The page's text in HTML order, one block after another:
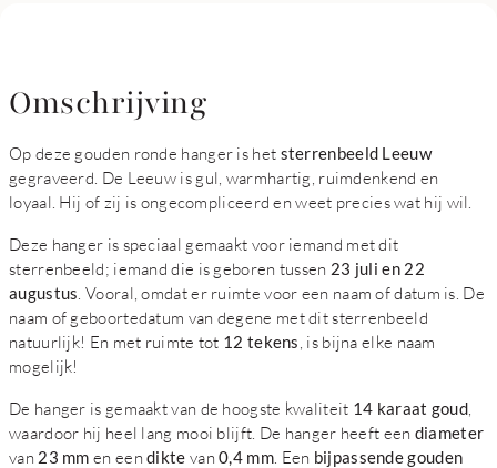
Omschrijving
Op deze gouden ronde hanger is het sterrenbeeld Leeuw
gegraveerd. De Leeuw is gul, warmhartig, ruimdenkend en
loyaal. Hij of zij is ongecompliceerd en weet precies wat hij wil.
Deze hanger is speciaal gemaakt voor iemand met dit
sterrenbeeld; iemand die is geboren tussen 23 juli en 22
augustus . Vooral, omdat er ruimte voor een naam of datum is. De
naam of geboortedatum van degene met dit sterrenbeeld
natuurlijk! En met ruimte tot 12 tekens , is bijna elke naam
mogelijk!
De hanger is gemaakt van de hoogste kwaliteit 14 karaat goud
waardoor hij heel lang mooi blijft. De hanger heeft een diameter
van 23 mm en eendikte van0,4 mm. Een bijpassende gouden